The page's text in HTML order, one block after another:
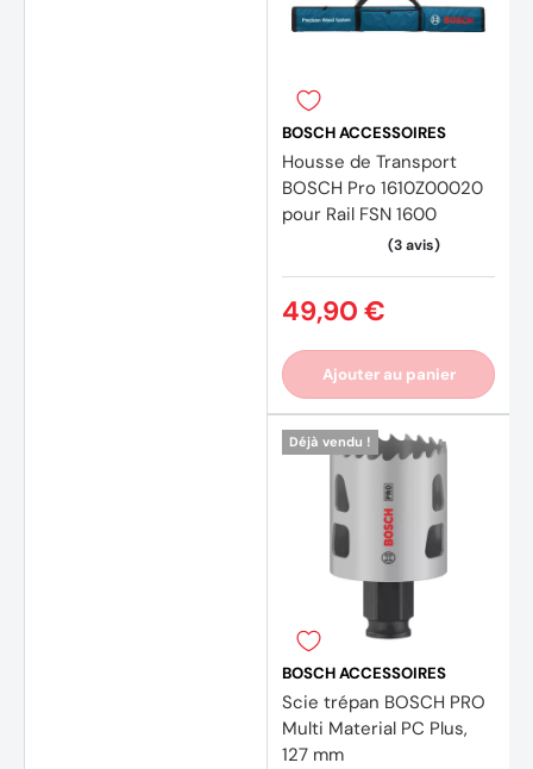
(4
BOSCH ACCESSOIRES
Housse de Transport
BOSCH Pro 1610Z00020
pour Rail FSN 1600
49,90 €
Ajouter au panier
Déjà vendu !
BOSCH ACCESSOIRES
Scie trépan BOSCH PRO
Multi Material PC Plus,
127 mm